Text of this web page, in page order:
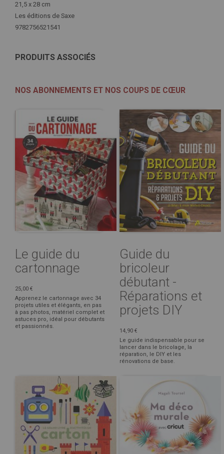
21,5 x 28 cm
Les éditions de Saxe
9782756521541
PRODUITS ASSOCIÉS
NOS ABONNEMENTS ET NOS COUPS DE CŒUR
Le guide du
cartonnage
25,00 €
Apprenez le cartonnage avec 34
projets utiles et élégants, en pas
à pas photos, matériel complet et
astuces pro, idéal pour débutants
et passionnés.
Guide du
bricoleur
débutant -
Réparations et
projets DIY
14,90 €
Le guide indispensable pour se
lancer dans le bricolage, la
réparation, le DIY et les
rénovations de base.